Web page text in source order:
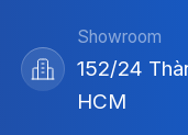
Showroom
152/24
HCM